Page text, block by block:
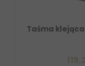
Taśma